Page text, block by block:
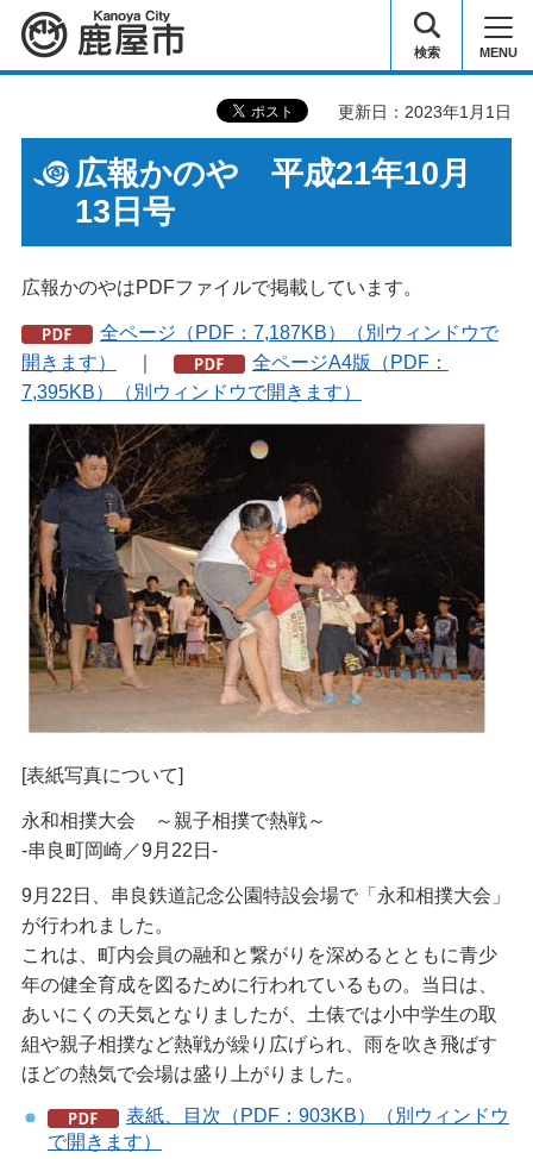
鹿屋市 検索 MENU
更新日：2023年1月1日
広報かのや 平成21年10月
13日号
広報かのやはPDFファイルで掲載しています。
全ページ（PDF：7,187KB）（別ウィンドウで
開きます）
全ページA4版（PDF：
7,395KB）（別ウィンドウで開きます）
[表紙写真について]
永和相撲大会 ～親子相撲で熱戦～
-串良町岡崎／9月22日-
9月22日、串良鉄道記念公園特設会場で「永和相撲大会」
が行われました。
これは、町内会員の融和と繋がりを深めるとともに青少
年の健全育成を図るために行われているもの。当日は、
あいにくの天気となりましたが、土俵では小中学生の取
組や親子相撲など熱戦が繰り広げられ、雨を吹き飛ばす
ほどの熱気で会場は盛り上がりました。
表紙、目次（PDF：903KB）（別ウィンドウ
で開きます）